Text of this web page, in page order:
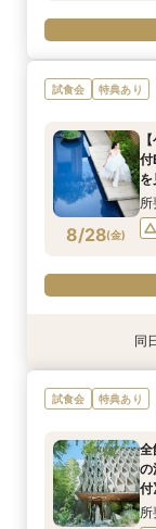
試食会 特典あり
8/28(金)
付
ト
8/28(金)
【
見
同
試食会 特典あり
全
の
付